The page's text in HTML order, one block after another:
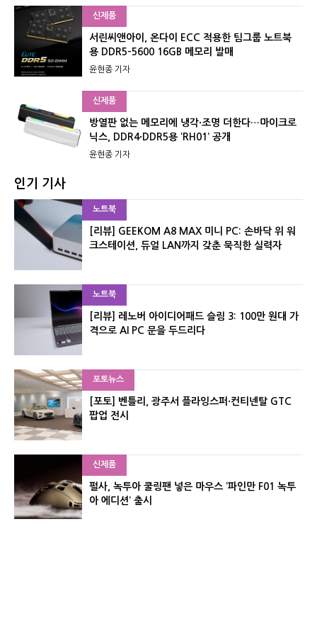
신제품
서린씨앤아이, 온다이 ECC 적용한 팀그룹 노트북
용 DDR5-5600 16GB 메모리 발매
윤현종 기자
신제품
방열판 없는 메모리에 냉각·조명 더한다…마이크로
닉스, DDR4·DDR5용 ‘RH01’ 공개
윤현종 기자
인기 기사
노트북
[리뷰] GEEKOM A8 MAX 미니 PC: 손바닥 위 워
크스테이션, 듀얼 LAN까지 갖춘 묵직한 실력자
노트북
[리뷰] 레노버 아이디어패드 슬림 3: 100만 원대 가
격으로 AI PC 문을 두드리다
포토뉴스
[포토] 벤틀리, 광주서 플라잉스퍼·컨티넨탈 GTC
팝업 전시
신제품
펄사, 녹투아 쿨링팬 넣은 마우스 ‘파인만 F01 녹투
아 에디션’ 출시